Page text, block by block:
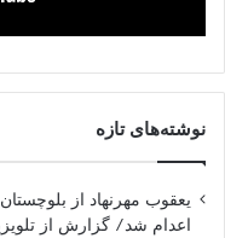
نوشته‌های تازه
یعقوب مهرنهاد از
اعدام شد/ گزارش از